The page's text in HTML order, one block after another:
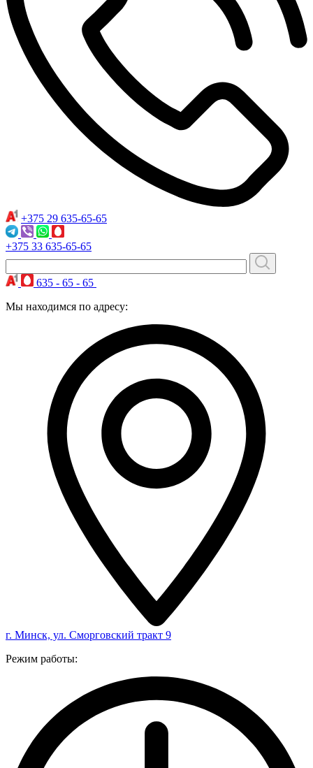
+375 29 635-65-65
+375 33 635-65-65
635 - 65 - 65
Мы находимся по адресу:
г. Минск, ул. Сморговский тракт 9
Режим работы: